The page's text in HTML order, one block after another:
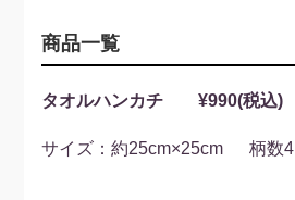
商品一覧
タオルハンカチ ¥990(税込)
サイズ：約25cm×25cm 柄数4